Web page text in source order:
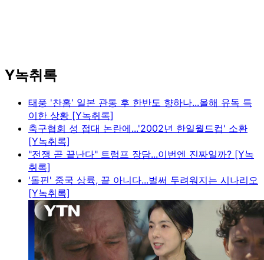
Y녹취록
태풍 '찬홈' 일본 관통 후 한반도 향하나...올해 유독 특
이한 상황 [Y녹취록]
축구협회 성 접대 논란에...'2002년 한일월드컵' 소환
[Y녹취록]
"전쟁 곧 끝난다" 트럼프 장담...이번엔 진짜일까? [Y녹
취록]
'돌핀' 중국 상륙, 끝 아니다...벌써 두려워지는 시나리오
[Y녹취록]